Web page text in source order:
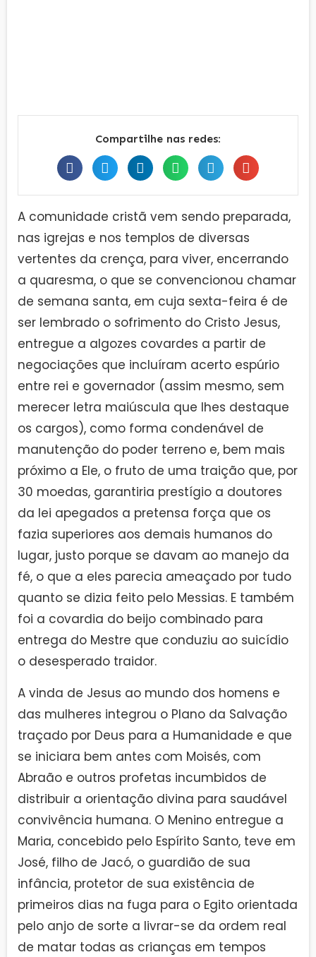
Compartilhe nas redes:
A comunidade cristã vem sendo preparada,
nas igrejas e nos templos de diversas
vertentes da crença, para viver, encerrando
a quaresma, o que se convencionou chamar
de semana santa, em cuja sexta-feira é de
ser lembrado o sofrimento do Cristo Jesus,
entregue a algozes covardes a partir de
negociações que incluíram acerto espúrio
entre rei e governador (assim mesmo, sem
merecer letra maiúscula que lhes destaque
os cargos), como forma condenável de
manutenção do poder terreno e, bem mais
próximo a Ele, o fruto de uma traição que, por
30 moedas, garantiria prestígio a doutores
da lei apegados a pretensa força que os
fazia superiores aos demais humanos do
lugar, justo porque se davam ao manejo da
fé, o que a eles parecia ameaçado por tudo
quanto se dizia feito pelo Messias. E também
foi a covardia do beijo combinado para
entrega do Mestre que conduziu ao suicídio
o desesperado traidor.
A vinda de Jesus ao mundo dos homens e
das mulheres integrou o Plano da Salvação
traçado por Deus para a Humanidade e que
se iniciara bem antes com Moisés, com
Abraão e outros profetas incumbidos de
distribuir a orientação divina para saudável
convivência humana. O Menino entregue a
Maria, concebido pelo Espírito Santo, teve em
José, filho de Jacó, o guardião de sua
infância, protetor de sua existência de
primeiros dias na fuga para o Egito orientada
pelo anjo de sorte a livrar-se da ordem real
de matar todas as crianças em tempos